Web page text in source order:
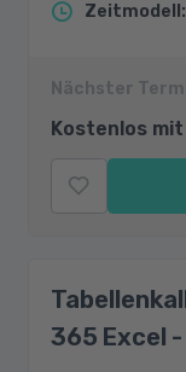
Zeitmodell :
Nächster
Kostenlos
365 Excel